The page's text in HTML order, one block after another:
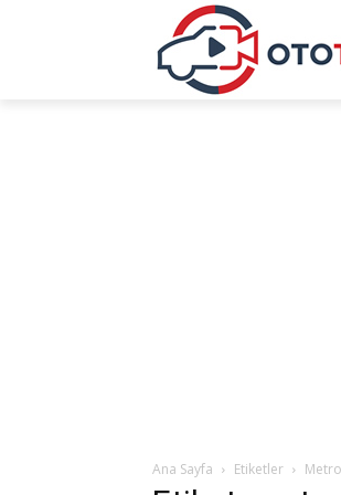
Ana Sayfa Etiketler